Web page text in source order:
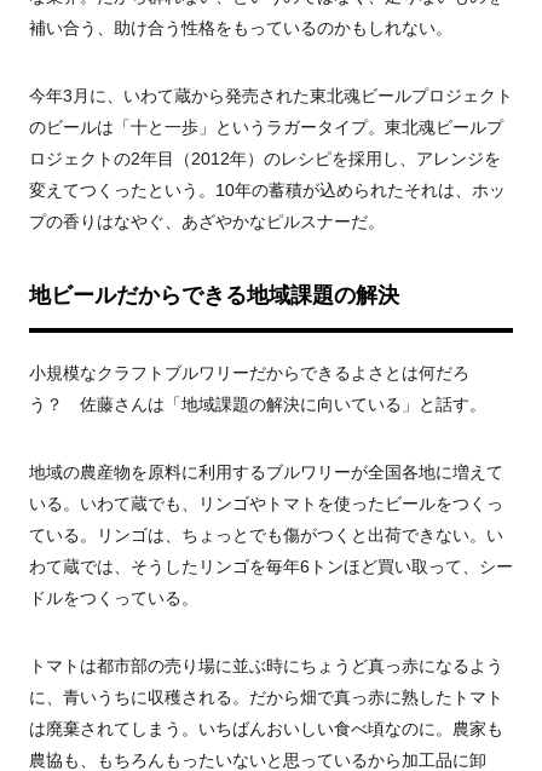
補い合う、助け合う性格をもっているのかもしれない。
今年3 月に、いわて蔵から発売された東北魂ビールプロジェクト
のビールは「十と一歩」というラガータイプ。東北魂ビールプ
ロジェクトの2年目（2012年）のレシピを採用し、アレンジを
変えてつくったという。 10年の蓄積が込められたそれは、ホッ
プの香りはなやぐ、あざやかなピルスナーだ。
地ビールだからできる地域課題の解決
小規模なクラフトブルワリーだからできるよさとは何だろ
う？ 佐藤さんは「地域課題の解決に向いている」と話す。
地域の農産物を原料に利用するブルワリーが全国各地に増えて
いる。いわて蔵でも、リンゴやトマトを使ったビールをつくっ
ている。リンゴは、ちょっとでも傷がつくと出荷できない。い
わて蔵では、そうしたリンゴを毎年6 トンほど買い取って、シー
ドルをつくっている。
トマトは都市部の売り場に並ぶ時にちょうど真っ赤になるよう
に、青いうちに収穫される。だから畑で真っ赤に熟したトマト
は廃棄されてしまう。いちばんおいしい食べ頃なのに。農家も
農協も、もちろんもったいないと思っているから加工品に卸